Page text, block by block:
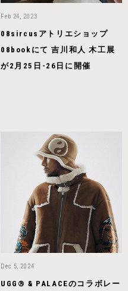
Feb 24, 2023
08sircusアトリエショップ
08bookにて 吉川和人 木工展
が2月25日-26日に開催
Dec 5, 2024
UGG® & PALACEのコラボレー